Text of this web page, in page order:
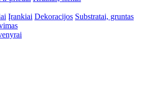
Įrankiai Dekoracijos Substratai, gruntas